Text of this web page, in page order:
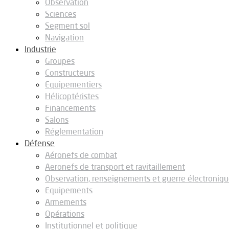
Observation
Sciences
Segment sol
Navigation
Industrie
Groupes
Constructeurs
Equipementiers
Hélicoptéristes
Financements
Salons
Réglementation
Défense
Aéronefs de combat
Aeronefs de transport et ravitaillement
Observation, renseignements et guerre
Equipements
Armements
Opérations
Institutionnel et politique